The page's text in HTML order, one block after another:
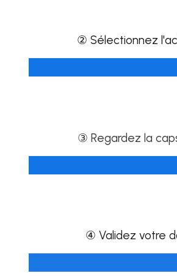
② Sélectionnez
③ Regardez la
④ Validez votre